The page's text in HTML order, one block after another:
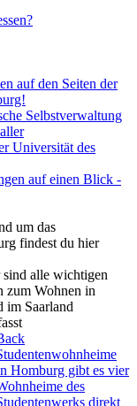
auf den Seiten der
Selbstverwaltung
Universität des
auf einen Blick -
um das
findest du hier
alle wichtigen
zum Wohnen in
im Saarland
Homburg gibt es vier
des
direkt